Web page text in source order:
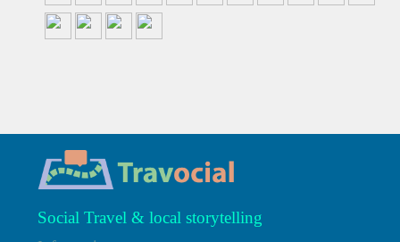
Social Travel & local storytelling